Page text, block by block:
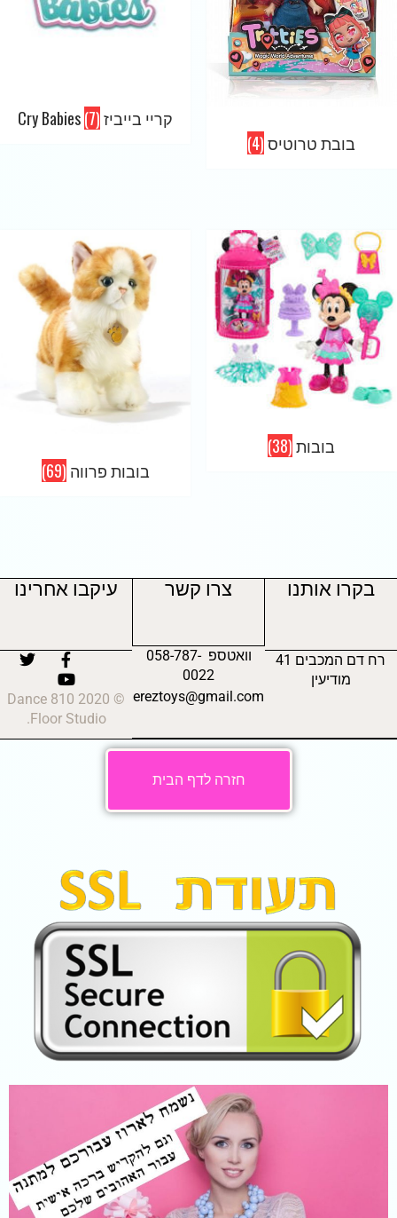
בובת טרוטיס(4)
קריי בייביז Cry Babies(7)
בובות(38)
בובות פרווה (69)
בקרו אותנו
רח דם המכבים 41
מודיעין
צרו קשר
וואטספ 058-787-
0022
ereztoys@gmail.com
עיקבו אחרינו
© 2020 810 Dance
Floor Studio.
חזרה לדף הבית